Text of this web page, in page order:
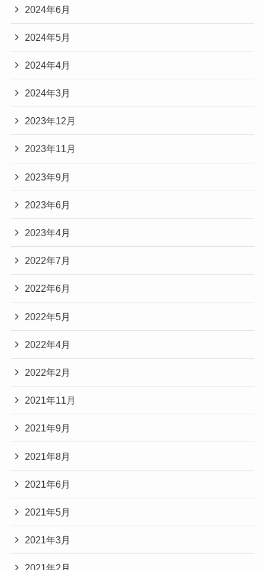
2024年6月
2024年5月
2024年4月
2024年3月
2023年12月
2023年11月
2023年9月
2023年6月
2023年4月
2022年7月
2022年6月
2022年5月
2022年4月
2022年2月
2021年11月
2021年9月
2021年8月
2021年6月
2021年5月
2021年3月
2021年2月